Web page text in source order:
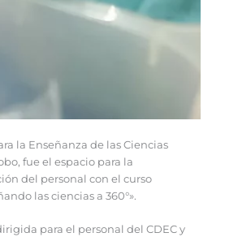
la Enseñanza de las Ciencias
fue el espacio para la
del personal con el curso
las ciencias a 360°».
para el personal del CDEC y